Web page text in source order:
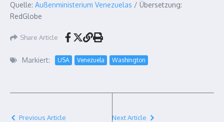
Quelle: Außenministerium Venezuelas / Übersetzung:
RedGlobe
Share Article
Markiert: USA Venezuela Washington
Previous Article Next Article